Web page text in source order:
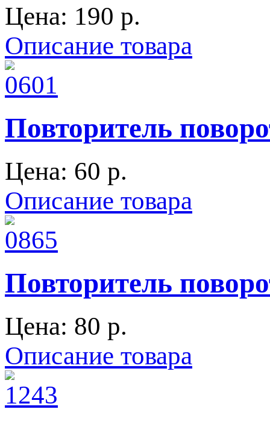
Цена: 190 p.
Описание товара
Повторитель
Цена: 60 p.
Описание товара
Повторитель
Цена: 80 p.
Описание товара